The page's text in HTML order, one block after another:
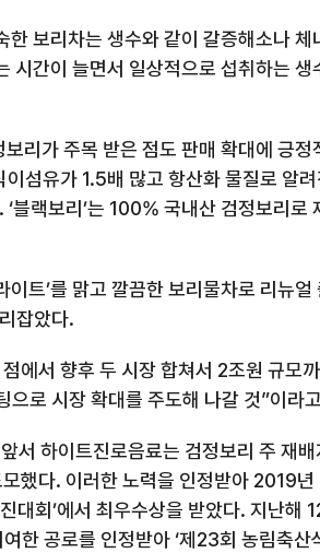
보리차는 생수와 같이 갈증해소나 체
시간이 늘면서 일상적으로 섭취하는 생
리가 주목 받은 점도 판매 확대에 긍
이섬유가 1.5배 많고 항산화 물질로 알려
. ‘블랙보리’는 100% 국내산 검정보리로
트’를 맑고 깔끔한 보리물차로 리뉴얼
잡았다.
에서 향후 두 시장 합쳐서 2조원 규모
으로 시장 확대를 주도해 나갈 것”이라
앞서 하이트진로음료는 검정보리 주 재배
했다. 이러한 노력을 인정받아 2019년
대회’에서 최우수상을 받았다. 지난해
공로를 인정받아 ‘제 23회 농림축산